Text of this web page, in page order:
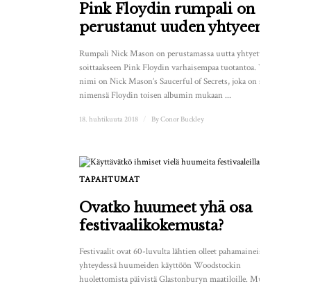
Pink Floydin rumpali on
perustanut uuden yhtyeen
Rumpali Nick Mason on perustamassa uutta yhtyettä
soittaakseen Pink Floydin varhaisempaa tuotantoa. Yhtyeen
nimi on Nick Mason’s Saucerful of Secrets, joka on saanut
nimensä Floydin toisen albumin mukaan ...
18. huhtikuuta 2018 ByConor Buckley
TAPAHTUMAT
Ovatko huumeet yhä osa
festivaalikokemusta?
Festivaalit ovat 60-luvulta lähtien olleet pahamaineisesti
yhteydessä huumeiden käyttöön Woodstockin
huolettomista päivistä Glastonburyn maatiloille. Mutta